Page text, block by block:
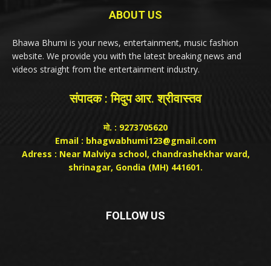
ABOUT US
Bhawa Bhumi is your news, entertainment, music fashion
website. We provide you with the latest breaking news and
videos straight from the entertainment industry.
संपादक : मिदुप आर. श्रीवास्तव
मो. : 9273705620
Email : bhagwabhumi123@gmail.com
Adress : Near Malviya school, chandrashekhar ward,
shrinagar, Gondia (MH) 441601.
FOLLOW US